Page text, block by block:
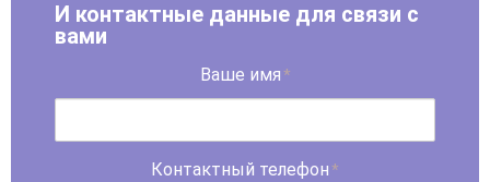
И контактные данные для связи с
вами
Ваше имя *
Контактный телефон *